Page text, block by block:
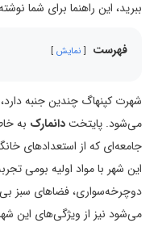
ببرید، این راهنما برای شما
فهرست نمایش
شهرت کپنهاگ چندین جنبه دارد،
می‌شود. پایتختدانمارک به
جامعه‌ای که از استعداد‌های
این شهر با مواد اولیه بومی
دوچرخه‌سواری، فضاهای سبز
می‌شود نیز از ویژگی‌های این